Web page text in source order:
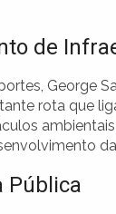
de
George
rota que
Pública